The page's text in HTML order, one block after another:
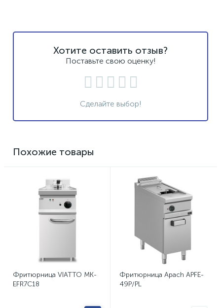
Хотите оставить отзыв?
Поставьте свою оценку!
Сделайте выбор!
Похожие товары
Фритюрница VIATTO MK-
EFR7C18
Фритюрница Apach APFE-
49P/PL